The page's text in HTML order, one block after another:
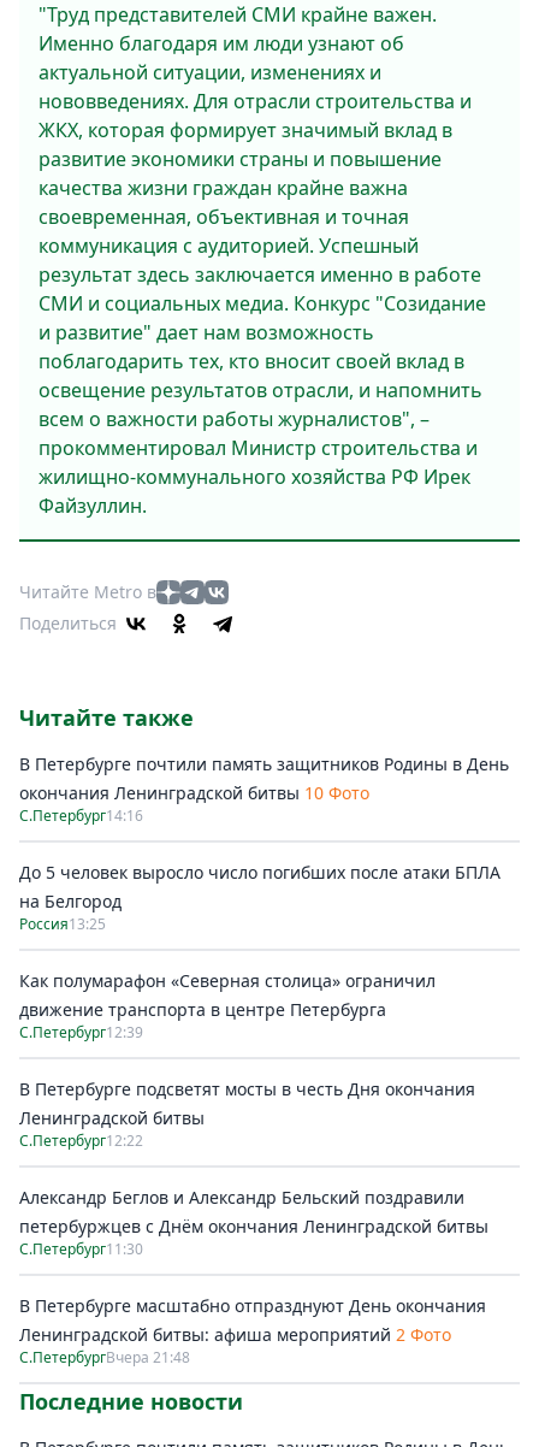
"Труд представителей СМИ крайне важен.
Именно благодаря им люди узнают об
актуальной ситуации, изменениях и
нововведениях. Для отрасли строительства и
ЖКХ, которая формирует значимый вклад в
развитие экономики страны и повышение
качества жизни граждан крайне важна
своевременная, объективная и точная
коммуникация с аудиторией. Успешный
результат здесь заключается именно в работе
СМИ и социальных медиа. Конкурс "Созидание
и развитие" дает нам возможность
поблагодарить тех, кто вносит своей вклад в
освещение результатов отрасли, и напомнить
всем о важности работы журналистов", –
прокомментировал Министр строительства и
жилищно-коммунального хозяйства РФ Ирек
Файзуллин.
Читайте Metro в
Поделиться
Читайте также
В Петербурге почтили память защитников Родины в День
окончания Ленинградской битвы 10 Фото
С.Петербург14:16
До 5 человек выросло число погибших после атаки БПЛА
на Белгород
Россия13:25
Как полумарафон «Северная столица» ограничил
движение транспорта в центре Петербурга
С.Петербург12:39
В Петербурге подсветят мосты в честь Дня окончания
Ленинградской битвы
С.Петербург12:22
Александр Беглов и Александр Бельский поздравили
петербуржцев с Днём окончания Ленинградской битвы
С.Петербург11:30
В Петербурге масштабно отпразднуют День окончания
Ленинградской битвы: афиша мероприятий 2 Фото
С.ПетербургВчера 21:48
Последние новости